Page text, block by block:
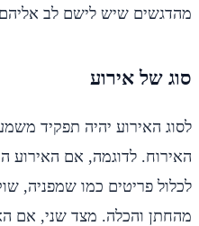
מהדגשים שיש לישם לב
סוג של אירוע
לסוג האירוע יהיה תפקיד
האירוח. לדוגמה, אם האירוע
לכלול פריטים כמו שמפניה,
מהחתן והכלה. מצד שני, אם